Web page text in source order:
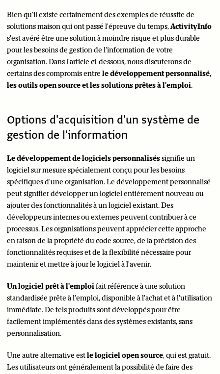
Bien qu'il existe certainement des exemples de réussite de
solutions maison qui ont passé l'épreuve du temps,ActivityInfo
s'est avéré être une solution à moindre risque et plus durable
pour les besoins de gestion de l'information de votre
organisation. Dans l'article ci-dessous, nous discuterons de
certains des compromis entre le développement personnalisé,
les outils open source et les solutions prêtes à l'emploi.
Options d'acquisition d'un système de
gestion de l'information
Le développement de logiciels personnaliséssignifie un
logiciel sur mesure spécialement conçu pour les besoins
spécifiques d'une organisation. Le développement personnalisé
peut signifier développer un logiciel entièrement nouveau ou
ajouter des fonctionnalités à un logiciel existant. Des
développeurs internes ou externes peuvent contribuer à ce
processus. Les organisations peuvent apprécier cette approche
en raison de la propriété du code source, de la précision des
fonctionnalités requises et de la flexibilité nécessaire pour
maintenir et mettre à jour le logiciel à l'avenir.
Un logiciel prêt à l'emploifait référence à une solution
standardisée prête à l'emploi, disponible à l'achat et à l'utilisation
immédiate. De tels produits sont développés pour être
facilement implémentés dans des systèmes existants, sans
personnalisation.
Une autre alternative estle logiciel open source, qui est gratuit.
Les utilisateurs ont généralement la possibilité de faire des